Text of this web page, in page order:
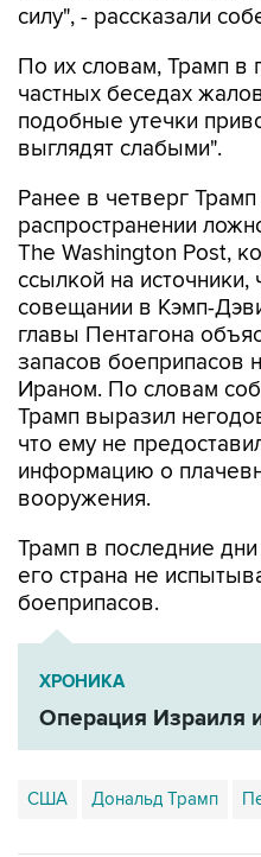
силу", - рассказали
По их словам, Трамп в
частных беседах
подобные утечки
выглядят слабыми".
Ранее в четверг
распространении
The Washington Post,
ссылкой на источники,
совещании в Кэмп-
главы Пентагона
запасов боеприпасов
Ираном. По словам
Трамп выразил
что ему не
информацию о
вооружения.
Трамп в последние
его страна не
боеприпасов.
ХРОНИКА
Операция Израиля
США Дональд Трамп